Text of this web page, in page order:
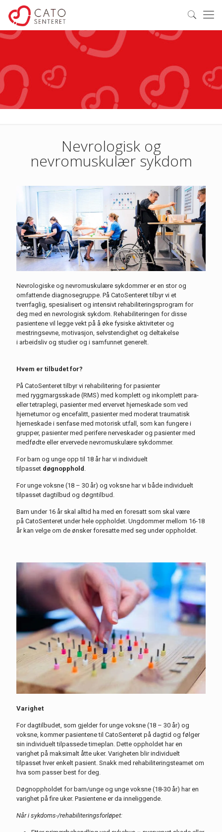
Nevrologisk og
nevromuskulær sykdom
Nevrologiske og nevromuskulære sykdommerer en stor og
omfattende diagnosegruppe. På CatoSenteret tilbyr vi et
tverrfaglig, spesialisert og intensivt rehabiliteringsprogram for
deg med en nevrologisk sykdom. Rehabiliteringen for disse
pasientene vil legge vekt på å øke fysiske aktiviteterog
mestringsevne, motivasjon, selvstendighet og deltakelse
i arbeidsliv og studierog i samfunnet generelt.
Hvem er tilbudet for?
På CatoSenterettilbyr vi rehabilitering for pasienter
med ryggmargsskade (RMS) med komplett og inkomplett para-
eller tetraplegi, pasienter med ervervet hjerneskade som ved
hjernetumor og encefalitt, pasienter med moderat traumatisk
hjerneskade i senfase med motorisk utfall, som kan fungere i
grupper, pasienter med perifere nerveskader og pasienter med
medfødte eller ervervede nevromuskulære sykdommer.
For barn og unge opp til 18 år harvi individuelt
tilpasset døgnopphold .
For unge voksne (18 – 30 år) og voksne har vi både individuelt
tilpasset dagtilbud og døgntilbud.
Barn under 16 år skal alltid ha med en foresatt som skal være
på CatoSenteret under hele oppholdet. Ungdommer mellom 16-18
år kan velge om de ønsker foresatte med seg under oppholdet.
Varighet
For d agtilbudet, som gjelder for unge voksne (18 – 30 år) og
voksne, kommer pasientenetil CatoSenteret på dagtid og følger
sin individuelt tilpassede timeplan. Dette oppholdet har en
varighet på maksimalt åtte uker. Varigheten blir individuelt
tilpasset hver enkelt pasient. Snakk med rehabiliteringsteamet om
hva som passer best for deg.
Døgnoppholdet for barn/unge og unge voksne (18-30 år) har en
varighet påfire uker. Pasientene er da inneliggende.
Når i sykdoms-/rehabiliteringsforløpet: